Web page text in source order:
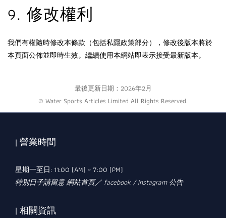
9. 修改權利
我們有權隨時修改本條款（包括私隱政策部分），修改後版本將於
本頁面公佈並即時生效。繼續使用本網站即表示接受最新版本。
最後更新日期：2026年2月
© Water Sports Articles Limited All Rights Reserved.
| 營業時間
星期一至日: 11:00 (AM) ~ 7:00 (PM)
特別日子請留意 網站首頁／ facebook / instagram 公告
| 相關資訊